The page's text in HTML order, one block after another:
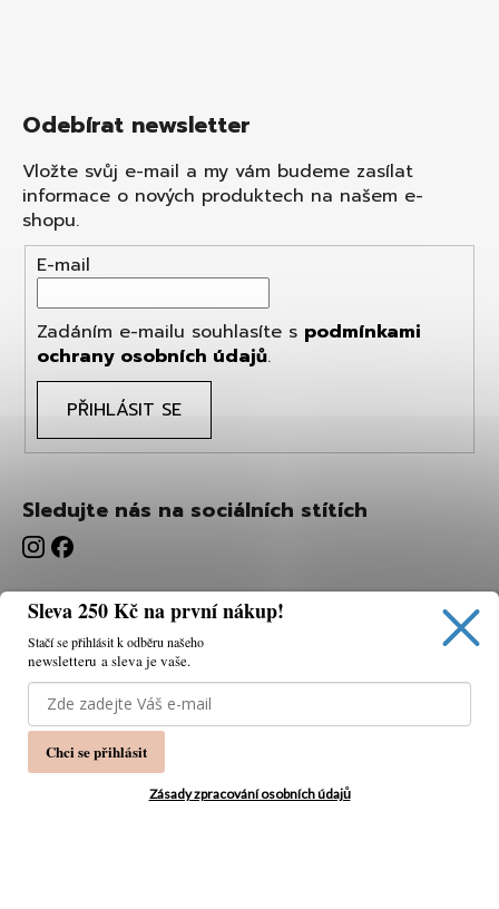
Používáme cookies, abychom vám umožnili pohodlné
prohlížení webu a díky analýze webu neustále zlepšovat
jeho funkce, výkon a použitelnost.
Odebírat newsletter
Vložte svůj e-mail a my vám budeme zasílat
informace o nových produktech na našem e-
shopu.
E-mail
Zadáním e-mailu souhlasíte s podmínkami
ochrany osobních údajů.
PŘIHLÁSIT SE
Sledujte nás na sociálních stítích
Sleva 250 Kč na první nákup!
Stačí se přihlásit k odběru našeho
newsletteru a sleva je vaše.
Chci se přihlásit
Zásady zpracování osobních údajů